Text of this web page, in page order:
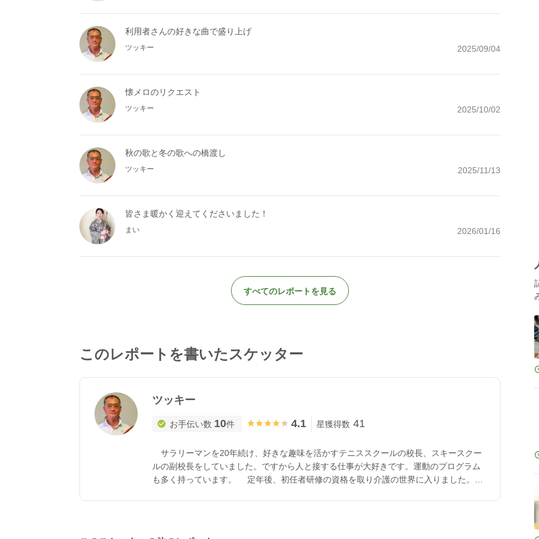
利用者さんの好きな曲で盛り上げ
ツッキー 2025/09/04
懐メロのリクエスト
ツッキー 2025/10/02
秋の歌と冬の歌への橋渡し
ツッキー 2025/11/13
皆さま暖かく迎えてくださいました！
まい 2026/01/16
すべてのレポートを見る
このレポートを書いたスケッター
ツッキー
お手伝い数 10件 ★★★★★
★★★★★ 4.1 星獲得数 41
サラリーマンを20年続け、好きな趣味を活かすテニススクールの校長、スキースクー
ルの副校長をしていました。ですから人と接する仕事が大好きです。運動のプログラム
も多く持っています。 定年後、初任者研修の資格を取り介護の世界に入りました。特